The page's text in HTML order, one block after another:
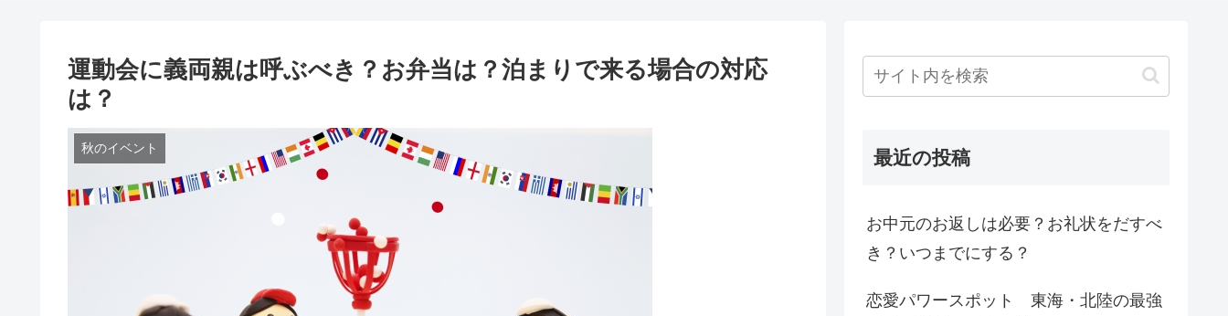
運動会に義両親は呼ぶべき？お弁当は？泊まりで来る場合の対応
は？
秋のイベント 最近の投稿
お中元のお返しは必要？お礼状をだすべ
き？いつまでにする？
恋愛パワースポット 東海・北陸の最強